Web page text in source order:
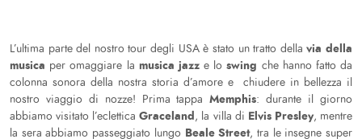
L’ultima parte del nostro tour degli USA è stato un tratto dellavia della
musica per omaggiare la musica jazze loswing che hanno fatto da
colonna sonora della nostra storia d’amore e chiudere in bellezza il
nostro viaggio di nozze! Prima tappaMemphis: durante il giorno
abbiamo visitato l’ecletticaGraceland, la villa di Elvis Presley, mentre
la sera abbiamo passeggiato lungo Beale Street, tra le insegne super